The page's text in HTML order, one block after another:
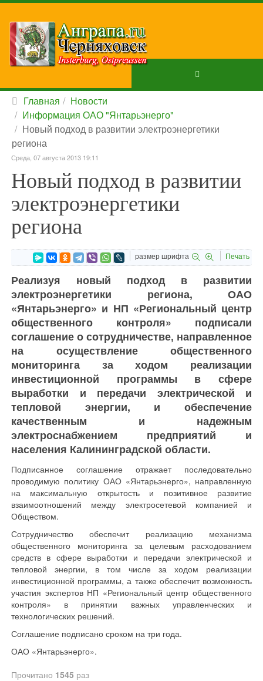
Главная
Новости
Информация ОАО "Янтарьэнерго"
Новый подход в развитии электроэнергетики
региона
Среда, 07 августа 2013 19:11
Новый подход в развитии
электроэнергетики
региона
размер шрифта Печать
Реализуя новый подход в развитии
электроэнергетики региона, ОАО
«Янтарьэнерго» и НП «Региональный центр
общественного контроля» подписали
соглашение о сотрудничестве, направленное
на осуществление общественного
мониторинга за ходом реализации
инвестиционной программы в сфере
выработки и передачи электрической и
тепловой энергии, и обеспечение
качественным и надежным
электроснабжением предприятий и
населения Калининградской области.
Подписанное соглашение отражает последовательно
проводимую политику ОАО «Янтарьэнерго», направленную
на максимальную открытость и позитивное развитие
взаимоотношений между электросетевой компанией и
Обществом.
Сотрудничество обеспечит реализацию механизма
общественного мониторинга за целевым расходованием
средств в сфере выработки и передачи электрической и
тепловой энергии, в том числе за ходом реализации
инвестиционной программы, а также обеспечит возможность
участия экспертов НП «Региональный центр общественного
контроля» в принятии важных управленческих и
технологических решений.
Соглашение подписано сроком на три года.
ОАО «Янтарьэнерго».
Прочитано 1545 раз